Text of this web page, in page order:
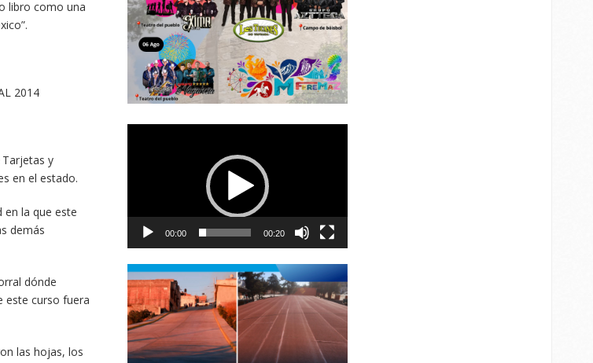
libro como una
2014
Tarjetas y
en el estado.
en la que este
demás
dónde
este curso fuera
las hojas, los
00:00 00:20